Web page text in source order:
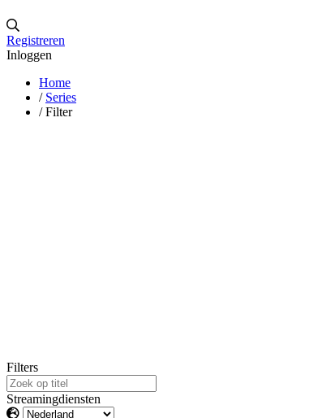
Registreren
Inloggen
Home
/ Series
/ Filter
Filters
Streamingdiensten